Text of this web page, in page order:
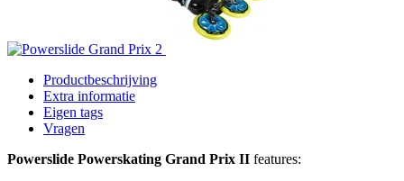
Productbeschrijving
Extra informatie
Eigen tags
Vragen
Powerslide Powerskating Grand Prix II features: